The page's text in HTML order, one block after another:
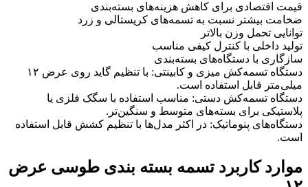
قیمت اقتصادی برای کاهش هزینه‌های بسته‌بندی
ضخامت بیشتر نسبت به تسمه‌های کریستالی و زرد
توانایی تحمل وزن بالاتر
تولید داخلی با کنترل کیفی مناسب
سازگاری با دستگاه‌های بسته‌بندی
دستگاه تسمه‌کش میزی و کابینتی: با تنظیم گاید روی عرض ۱۲
میلی‌متر قابل استفاده است.
دستگاه تسمه‌کش دستی: مناسب استفاده با سگک فلزی یا
پلاستیکی برای بسته‌های متوسط و سنگین‌تر.
دستگاه‌های پنوماتیک: در اکثر مدل‌ها با تنظیم کشش قابل استفاده
است.
موارد کاربرد تسمه بسته بندی طوسی عرض